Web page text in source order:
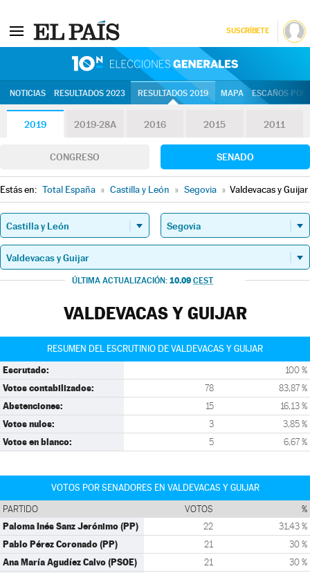
SUSCRÍBETE
NOTICIAS RESULTADOS 2023 RESULTADOS 2019 MAPA ESCAÑOS
2019 2019-28A 2016 2015 2011
CONGRESO SENADO
Estás en: Total España » Castilla y León » Segovia » Valdevacas y Guijar
ÚLTIMA ACTUALIZACIÓN: 10.09 CEST
VALDEVACAS Y GUIJAR
RESUMEN DEL ESCRUTINIO DE VALDEVACAS Y GUIJAR
Escrutado: 100 %
Votos contabilizados: 78 83,87 %
Abstenciones: 15 16,13 %
Votos nulos: 3 3,85 %
Votos en blanco: 5 6,67 %
VOTOS POR SENADORES EN VALDEVACAS Y GUIJAR
PARTIDO VOTOS %
Paloma Inés Sanz Jerónimo (PP) 22 31,43 %
Pablo Pérez Coronado (PP) 21 30 %
Ana María Agudíez Calvo (PSOE) 21 30 %